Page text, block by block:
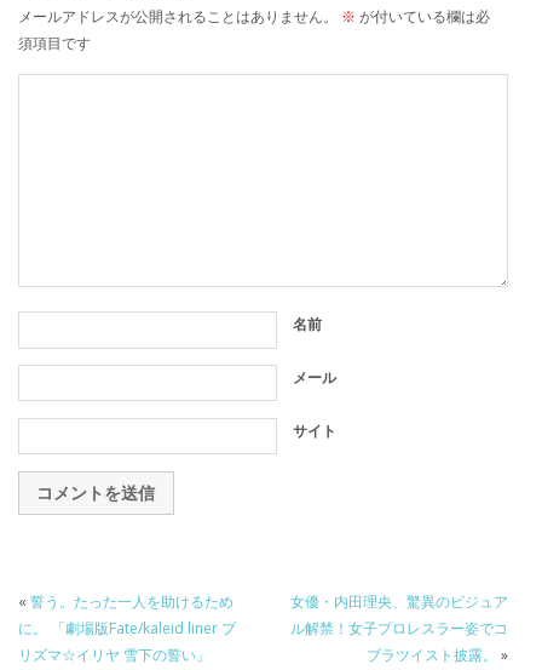
メールアドレスが公開されることはありません。 ※ が付いている欄は必
須項目です
名前
メール
サイト
« 誓う。たった一人を助けるため
に。 「劇場版Fate/kaleid liner プ
リズマ☆イリヤ 雪下の誓い」
女優・内田理央、驚異のビジュア
ル解禁！女子プロレスラー姿でコ
ブラツイスト披露。
»